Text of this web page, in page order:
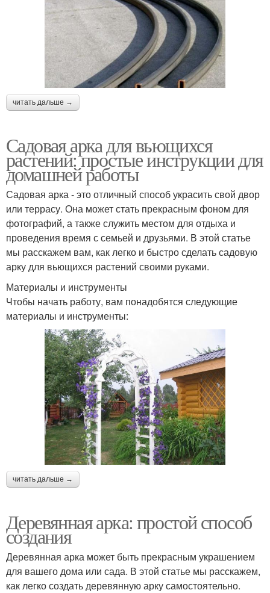
читать дальше →
Садовая арка для вьющихся
растений: простые инструкции для
домашней работы
Садовая арка - это отличный способ украсить свой двор
или террасу. Она может стать прекрасным фоном для
фотографий, а также служить местом для отдыха и
проведения время с семьей и друзьями. В этой статье
мы расскажем вам, как легко и быстро сделать садовую
арку для вьющихся растений своими руками.
Материалы и инструменты
Чтобы начать работу, вам понадобятся следующие
материалы и инструменты:
читать дальше →
Деревянная арка: простой способ
создания
Деревянная арка может быть прекрасным украшением
для вашего дома или сада. В этой статье мы расскажем,
как легко создать деревянную арку самостоятельно.